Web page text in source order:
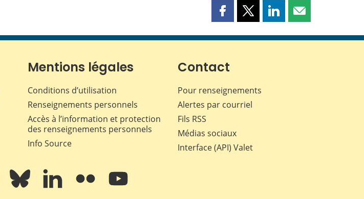
Partager
page
Facebook
Partager
page
Partager
page
Partager
page
Mentions légales
Conditions d’utilisation
Renseignements personnels
Accès à l’information et protection
des renseignements personnels
Info Source
Contact
Pour renseignements
Alertes par courriel
Fils RSS
Médias sociaux
Interface (API) Valet